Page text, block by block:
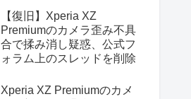
【復旧】Xperia XZ
Premiumのカメラ歪み不具
合で揉み消し疑惑、公式フ
ォラム上のスレッドを削除
Xperia XZ Premiumのカメ